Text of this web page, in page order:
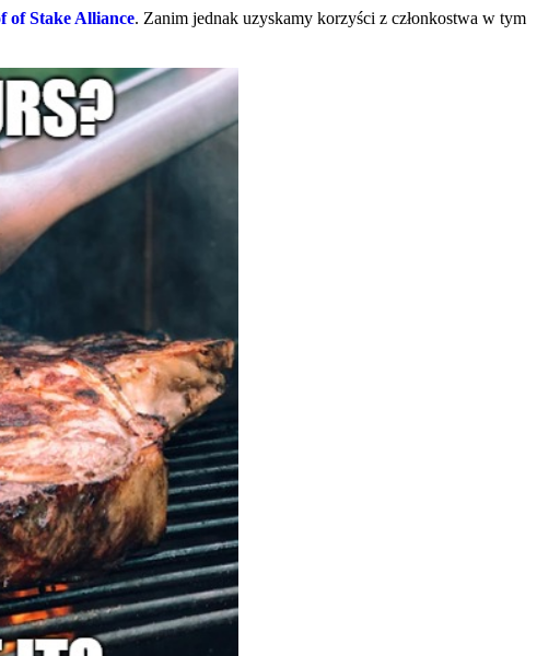
of Stake Alliance. Zanim jednak uzyskamy korzyści z członkostwa w tym